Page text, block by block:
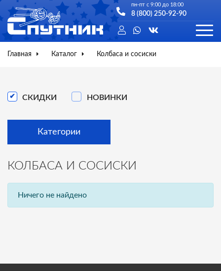
пн-пт с 9:00 до 18:00
8 (800) 250-92-90
Главная Каталог Колбаса и сосиски
СКИДКИ НОВИНКИ
Категории
КОЛБАСА И СОСИСКИ
Ничего не найдено